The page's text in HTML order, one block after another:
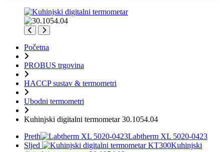
Početna
PROBUS trgovina
HACCP sustav & termometri
Ubodni termometri
Kuhinjski digitalni termometar 30.1054.04
Preth
Labtherm XL 5020-0423
Sljed
Kuhinjski